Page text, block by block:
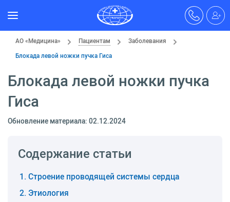
АО «Медицина» Пациентам
Заболевания
Блокада левой ножки пучка Гиса
Блокада левой ножки пучка
Гиса
Обновление материала: 02.12.2024
Содержание статьи
Строение проводящей системы сердца
Этиология